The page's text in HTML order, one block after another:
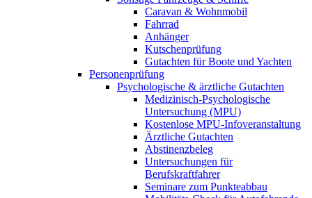
Caravan & Wohnmobil
Fahrrad
Anhänger
Kutschenprüfung
Gutachten für Boote und Yachten
Personenprüfung
Psychologische & ärztliche Gutachten
Medizinisch-Psychologische
Untersuchung (MPU)
Kostenlose MPU-Infoveranstaltung
Ärztliche Gutachten
Abstinenzbeleg
Untersuchungen für
Berufskraftfahrer
Seminare zum Punkteabbau